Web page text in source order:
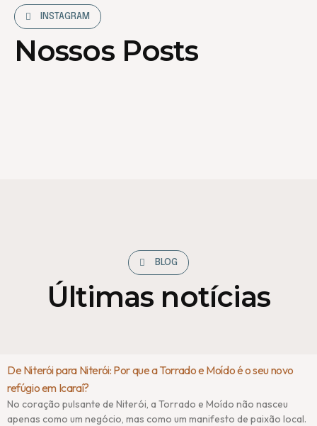
INSTAGRAM
Nossos Posts
BLOG
Últimas notícias
De Niterói para Niterói: Por que a Torrado e Moído é o seu novo
refúgio em Icaraí?
No coração pulsante de Niterói, a Torrado e Moído não nasceu
apenas como um negócio, mas como um manifesto de paixão local.